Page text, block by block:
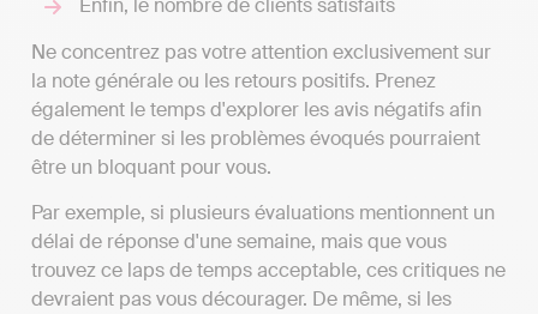
Enfin, le nombre de clients satisfaits
Ne concentrez pas votre attention exclusivement sur
la note générale ou les retours positifs. Prenez
également le temps d'explorer les avis négatifs afin
de déterminer si les problèmes évoqués pourraient
être un bloquant pour vous.
Par exemple, si plusieurs évaluations mentionnent un
délai de réponse d'une semaine, mais que vous
trouvez ce laps de temps acceptable, ces critiques ne
devraient pas vous décourager. De même, si les